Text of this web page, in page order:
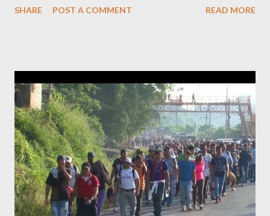
Λιβύους να τσακώνονται. Ο ένας ήθελε να πουλήσει ένα
σημαδεύει στο κεφάλι, τον σκοτώνει και του λέει ‘καλό είναι θα το
πάρω’. Αυτό μας το κατάθεσαν τριάντα πέντε άνθρωποι. Τους
σκοτώνουν για πλάκα. Τη νύχτα μεθάνε οι φρουροί στα κέντρα
κράτησης και σκοτώνουν Αφρικάνους για να διασκεδάσουν.
Πρόκειται για ακραία σαδιστική βία. Ο ΟΗΕ ήδη από το 2016
μιλούσε για σοδομισμούς. Οι φύλακες τους βάζουν να βιάζουν ο
ένας τον άλλον. Τους πάνε στα ντους και τους πετάνε καλώδια
στο πάτωμα για να πάθουν ηλ...
SHARE POST A COMMENT READ MORE